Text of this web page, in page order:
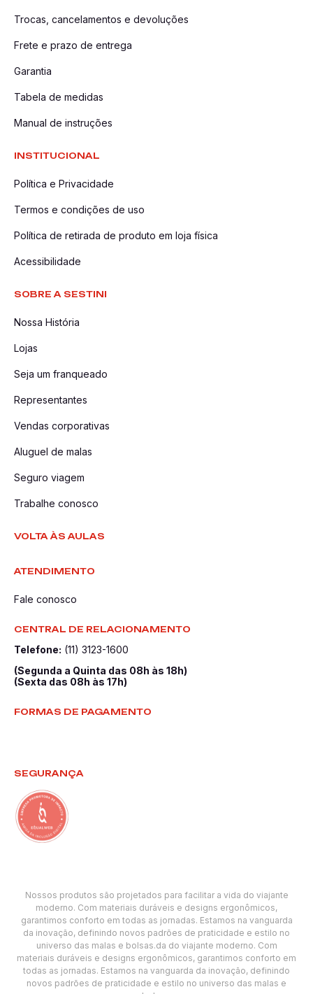
Trocas, cancelamentos e devoluções
Frete e prazo de entrega
Garantia
Tabela de medidas
Manual de instruções
INSTITUCIONAL
Política e Privacidade
Termos e condições de uso
Política de retirada de produto em loja física
Acessibilidade
SOBRE A SESTINI
Nossa História
Lojas
Seja um franqueado
Representantes
Vendas corporativas
Aluguel de malas
Seguro viagem
Trabalhe conosco
VOLTA ÀS AULAS
ATENDIMENTO
Fale conosco
CENTRAL DE RELACIONAMENTO
Telefone: (11) 3123-1600
(Segunda a Quinta das 08h às 18h)
(Sexta das 08h às 17h)
FORMAS DE PAGAMENTO
SEGURANÇA
Nossos produtos são projetados para facilitar a vida do viajante
moderno. Com materiais duráveis e designs ergonômicos,
garantimos conforto em todas as jornadas. Estamos na vanguarda
da inovação, definindo novos padrões de praticidade e estilo no
universo das malas e bolsas.da do viajante moderno. Com
materiais duráveis e designs ergonômicos, garantimos conforto em
todas as jornadas. Estamos na vanguarda da inovação, definindo
novos padrões de praticidade e estilo no universo das malas e